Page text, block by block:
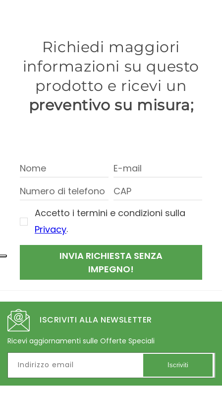
Richiedi maggiori
informazioni su questo
prodotto e ricevi un
preventivo su misura;
Accetto i termini e condizioni sulla
Privacy.
INVIA RICHIESTA SENZA
IMPEGNO!
ISCRIVITI ALLA NEWSLETTER
Ricevi aggiornamenti sulle Offerte Speciali
Indirizzo email Iscriviti